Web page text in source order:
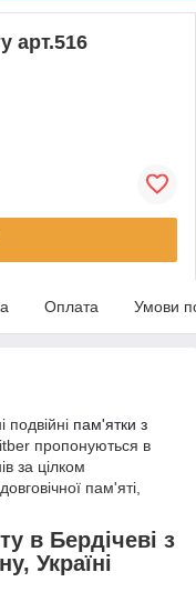
арт.516
Оплата Умови
подвійні пам'ятки з
пропонуються в
за цілком
пам'яті,
в Бердічеві з
Україні